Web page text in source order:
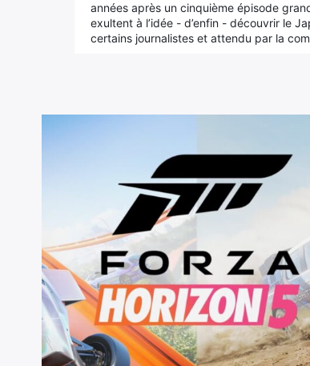
années après un cinquième épisode
exultent à l’idée - d’enfin - découvrir le
certains journalistes et attendu par la